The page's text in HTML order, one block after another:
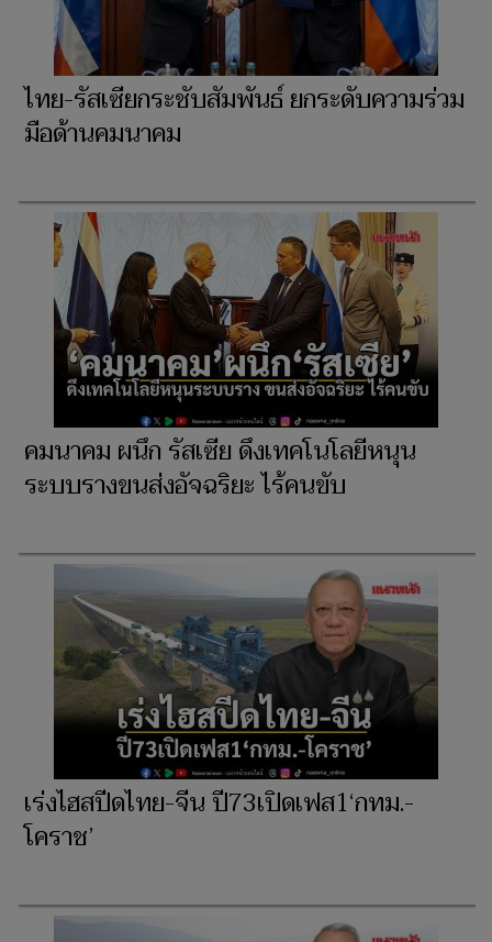
ไทย-รัสเซียกระชับสัมพันธ์ ยกระดับความร่วม
มือด้านคมนาคม
คมนาคม ผนึก รัสเซีย ดึงเทคโนโลยีหนุน
ระบบรางขนส่งอัจฉริยะ ไร้คนขับ
เร่งไฮสปีดไทย-จีน ปี73เปิดเฟส1‘กทม.-
โคราช’